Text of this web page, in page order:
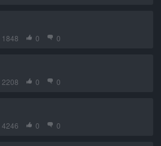
1848 0 0
2208 0 0
4246 0 0